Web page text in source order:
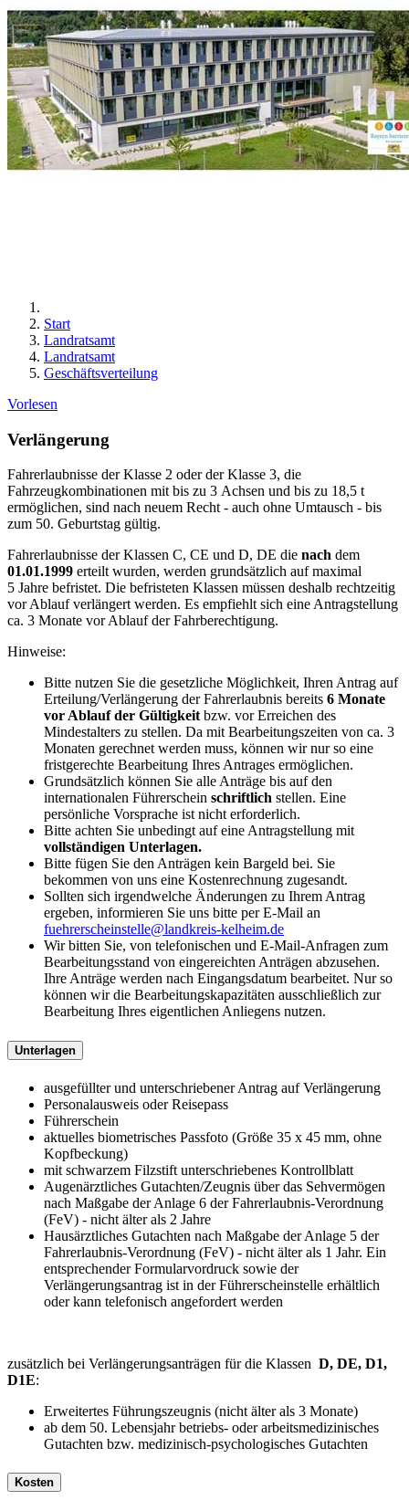
Start
Landratsamt
Landratsamt
Geschäftsverteilung
Vorlesen
Verlängerung
Fahrerlaubnisse der Klasse 2 oder der Klasse 3, die
Fahrzeugkombinationen mit bis zu 3 Achsen und bis zu 18,5 t
ermöglichen, sind nach neuem Recht - auch ohne Umtausch - bis
zum 50. Geburtstag gültig.
Fahrerlaubnisse der Klassen C, CE und D, DE die nach dem
01.01.1999 erteilt wurden, werden grundsätzlich auf maximal
5 Jahre befristet. Die befristeten Klassen müssen deshalb rechtzeitig
vor Ablauf verlängert werden. Es empfiehlt sich eine Antragstellung
ca. 3 Monate vor Ablauf der Fahrberechtigung.
Hinweise:
Bitte nutzen Sie die gesetzliche Möglichkeit, Ihren Antrag auf
Erteilung/Verlängerung der Fahrerlaubnis bereits 6 Monate
vor Ablauf der Gültigkeitbzw. vor Erreichen des
Mindestalters zu stellen. Da mit Bearbeitungszeiten von ca. 3
Monaten gerechnet werden muss, können wir nur so eine
fristgerechte Bearbeitung Ihres Antrages ermöglichen.
Grundsätzlich können Sie alle Anträge bis auf den
internationalen Führerschein schriftlich stellen. Eine
persönliche Vorsprache ist nicht erforderlich.
Bitte achten Sie unbedingt auf eine Antragstellung mit
vollständigen Unterlagen.
Bitte fügen Sie den Anträgen kein Bargeld bei. Sie
bekommen von uns eine Kostenrechnung zugesandt.
Sollten sich irgendwelche Änderungen zu Ihrem Antrag
ergeben, informieren Sie uns bitte per E-Mail an
fuehrerscheinstelle@landkreis-kelheim.de
Wir bitten Sie, von telefonischen und E-Mail-Anfragen zum
Bearbeitungsstand von eingereichten Anträgen abzusehen.
Ihre Anträge werden nach Eingangsdatum bearbeitet. Nur so
können wir die Bearbeitungskapazitäten ausschließlich zur
Bearbeitung Ihres eigentlichen Anliegens nutzen.
Unterlagen
ausgefüllter und unterschriebener Antrag auf Verlängerung
Personalausweis oder Reisepass
Führerschein
aktuelles biometrisches Passfoto (Größe 35 x 45 mm, ohne
Kopfbeckung)
mit schwarzem Filzstift unterschriebenes Kontrollblatt
Augenärztliches Gutachten/Zeugnis über das Sehvermögen
nach Maßgabe der Anlage 6 der Fahrerlaubnis-Verordnung
(FeV) - nicht älter als 2 Jahre
Hausärztliches Gutachten nach Maßgabe der Anlage 5 der
Fahrerlaubnis-Verordnung (FeV) - nicht älter als 1 Jahr. Ein
entsprechender Formularvordruck sowie der
Verlängerungsantrag ist in der Führerscheinstelle erhältlich
oder kann telefonisch angefordert werden
zusätzlich bei Verlängerungsanträgen für die Klassen D, DE, D1,
D1E:
Erweitertes Führungszeugnis (nicht älter als 3 Monate)
ab dem 50. Lebensjahr betriebs- oder arbeitsmedizinisches
Gutachten bzw. medizinisch-psychologisches Gutachten
Kosten